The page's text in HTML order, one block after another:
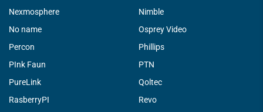
Nexmosphere
Nimble
No name
Osprey Video
Percon
Phillips
PInk Faun
PTN
PureLink
Qoltec
RasberryPI
Revo